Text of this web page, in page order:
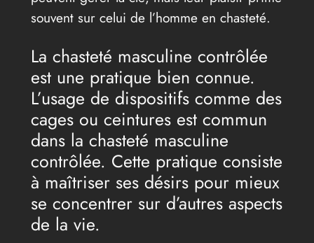
souvent sur celui de l’homme en chasteté.
La chasteté masculine contrôlée
est une pratique bien connue.
L’usage de dispositifs comme des
cages ou ceintures est commun
dans la chasteté masculine
contrôlée. Cette pratique consiste
à maîtriser ses désirs pour mieux
se concentrer sur d’autres aspects
de la vie.